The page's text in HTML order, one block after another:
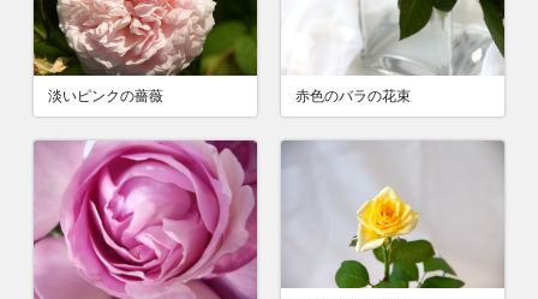
赤色のバラの花束
淡いピンクの薔薇